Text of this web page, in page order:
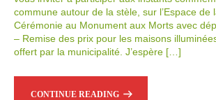
commune autour de la stèle, sur l’Espace de
Cérémonie au Monument aux Morts avec
– Remise des prix pour les maisons
offert par la municipalité. J’espère […]
CONTINUE READING